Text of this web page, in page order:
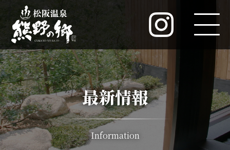
最新情報
Information